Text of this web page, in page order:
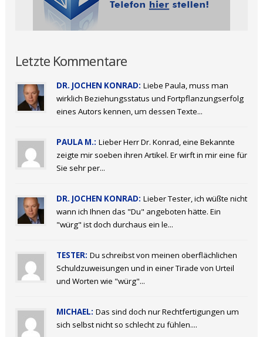
Letzte Kommentare
DR. JOCHEN KONRAD: Liebe Paula, muss man
wirklich Beziehungsstatus und Fortpflanzungserfolg
eines Autors kennen, um dessen Texte...
PAULA M.: Lieber Herr Dr. Konrad, eine Bekannte
zeigte mir soeben ihren Artikel. Er wirft in mir eine für
Sie sehr per...
DR. JOCHEN KONRAD: Lieber Tester, ich wüßte nicht
wann ich Ihnen das "Du" angeboten hätte. Ein
"würg" ist doch durchaus ein le...
TESTER: Du schreibst von meinen oberflächlichen
Schuldzuweisungen und in einer Tirade von Urteil
und Worten wie "würg"...
MICHAEL: Das sind doch nur Rechtfertigungen um
sich selbst nicht so schlecht zu fühlen....